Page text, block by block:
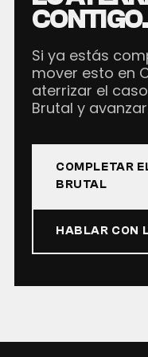
CONTIGO.
Si ya estás
mover esto en
aterrizar el
Brutal y
COMPLETAR
BRUTAL
HABLAR CON